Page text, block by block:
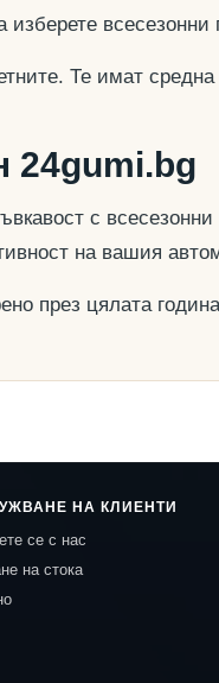
всесезонни
Те имат
24gumi.bg
с
на вашия
през цялата
НА КЛИЕНТИ
се с нас
на стока